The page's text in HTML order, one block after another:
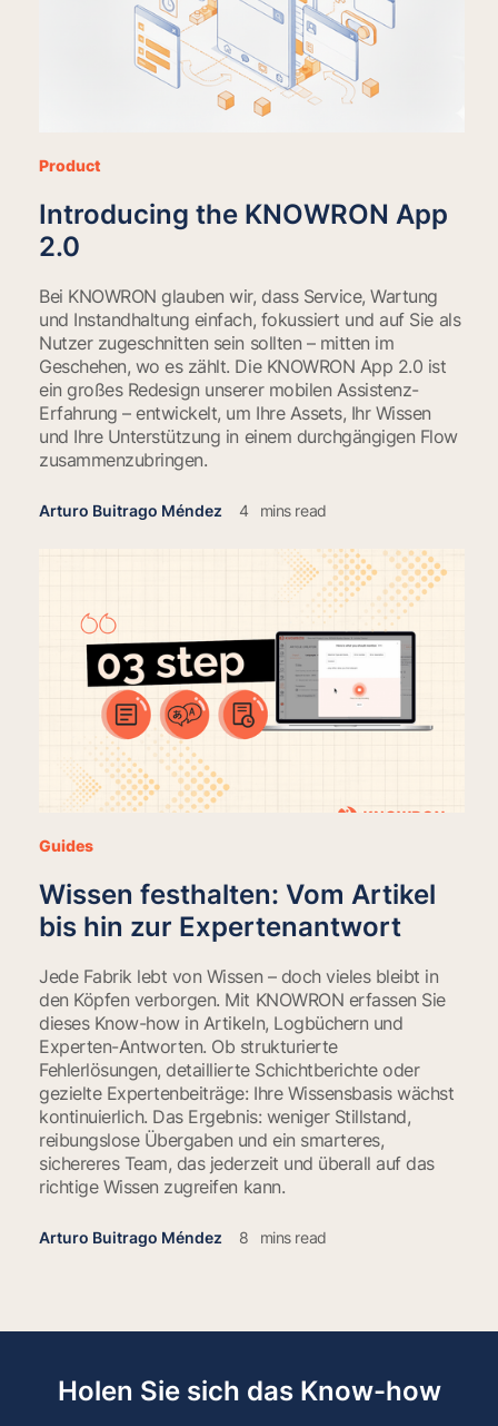
Product
Introducing the KNOWRON App
2.0
Bei KNOWRON glauben wir, dass Service, Wartung
und Instandhaltung einfach, fokussiert und auf Sie als
Nutzer zugeschnitten sein sollten – mitten im
Geschehen, wo es zählt. Die KNOWRON App 2.0 ist
ein großes Redesign unserer mobilen Assistenz-
Erfahrung – entwickelt, um Ihre Assets, Ihr Wissen
und Ihre Unterstützung in einem durchgängigen Flow
zusammenzubringen.
Arturo Buitrago Méndez 4 mins read
Guides
Wissen festhalten: Vom Artikel
bis hin zur Expertenantwort
Jede Fabrik lebt von Wissen – doch vieles bleibt in
den Köpfen verborgen. Mit KNOWRON erfassen Sie
dieses Know-how in Artikeln, Logbüchern und
Experten-Antworten. Ob strukturierte
Fehlerlösungen, detaillierte Schichtberichte oder
gezielte Expertenbeiträge: Ihre Wissensbasis wächst
kontinuierlich. Das Ergebnis: weniger Stillstand,
reibungslose Übergaben und ein smarteres,
sichereres Team, das jederzeit und überall auf das
richtige Wissen zugreifen kann.
Arturo Buitrago Méndez 8 mins read
Holen Sie sich das Know-how